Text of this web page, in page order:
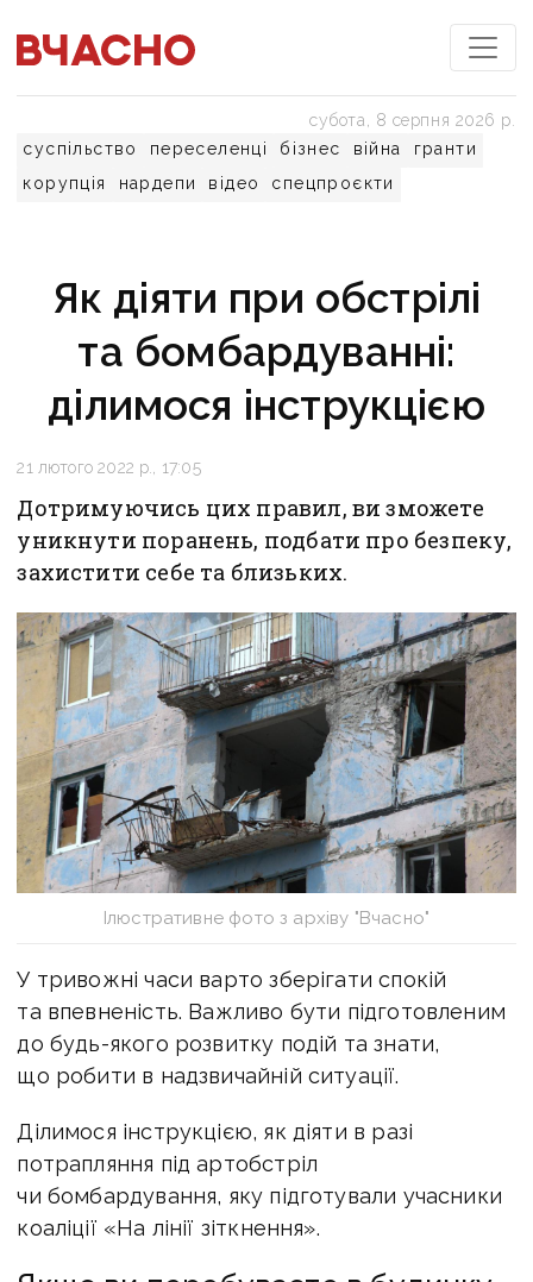
суспільство переселенці бізнес війна
гранти
корупція
нардепи відео спецпроєкти
субота, 8 серпня 2026 р.
Як діяти при обстрілі
та бомбардуванні:
ділимося інструкцією
21 лютого 2022 р., 17:05
Дотримуючись цих правил, ви зможете
уникнути поранень, подбати про безпеку,
захистити себе та близьких.
Ілюстративне фото з архіву "Вчасно"
У тривожні часи варто зберігати спокій
та впевненість. Важливо бути підготовленим
до будь-якого розвитку подій та знати,
що робити в надзвичайній ситуації.
Ділимося інструкцією, як діяти в разі
потрапляння під артобстріл
чи бомбардування, яку підготували учасники
коаліції «На лінії зіткнення».